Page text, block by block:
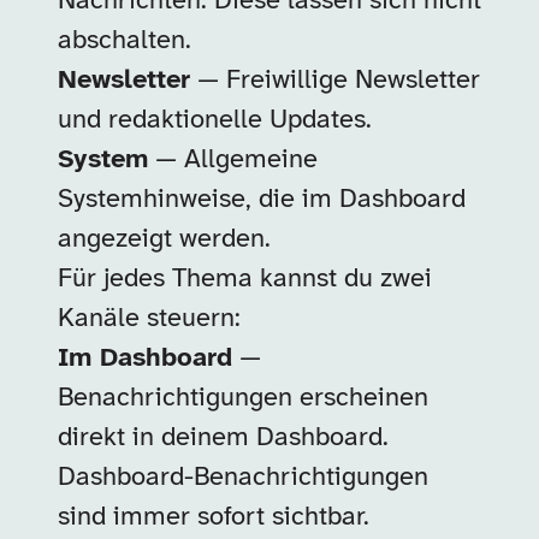
abschalten.
Newsletter — Freiwillige Newsletter
und redaktionelle Updates.
System — Allgemeine
Systemhinweise, die im Dashboard
angezeigt werden.
Für jedes Thema kannst du zwei
Kanäle steuern:
Im Dashboard —
Benachrichtigungen erscheinen
direkt in deinem Dashboard.
Dashboard-Benachrichtigungen
sind immer sofort sichtbar.